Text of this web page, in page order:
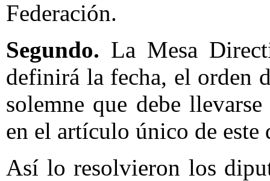
Federación.
Segundo. La Mesa
definirá la fecha, el orden
solemne que debe
en el artículo único de este
Así lo resolvieron los